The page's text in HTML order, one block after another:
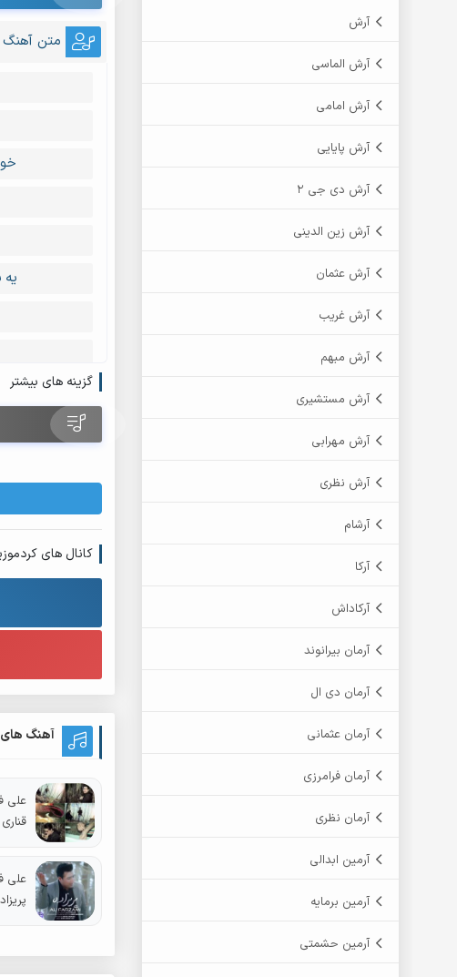
آرش
آرش الماسی
آرش امامی
آرش پایایی
آرش دی جی 2
آرش زین الدینی
آرش عثمان
آرش غریب
آرش مبهم
آرش مستشیری
آرش مهرابی
آرش نظری
آرشام
آرکا
آرکاداش
آرمان بیرانوند
آرمان دی ال
آرمان عثمانی
آرمان فرامرزی
آرمان نظری
آرمین ابدالی
آرمین برمایه
آرمین حشمتی
متن آهنگ
گزینه های بیشتر
کانال های
آهنگ های
علی
قناری
علی